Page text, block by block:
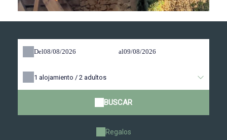
Del al
1 alojamiento / 2 adultos
BUSCAR
Regalos